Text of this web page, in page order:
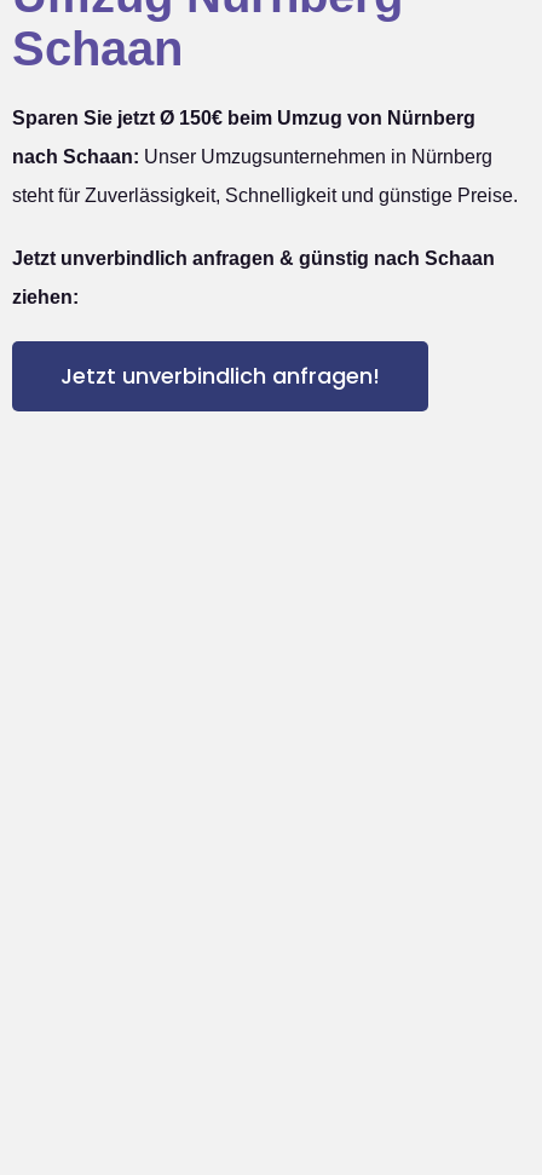
Schaan
Sparen Sie jetzt Ø 150€ beim Umzug von Nürnberg
nach Schaan: Unser Umzugsunternehmen in Nürnberg
steht für Zuverlässigkeit, Schnelligkeit und günstige Preise.
Jetzt unverbindlich anfragen & günstig nach Schaan
ziehen:
Jetzt unverbindlich anfragen!